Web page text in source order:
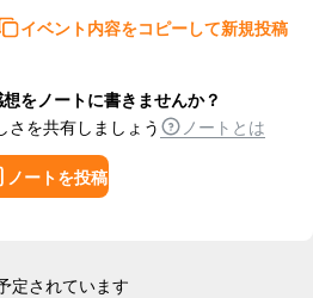
イベント内容をコピーして新規投稿
をノートに書きませんか？
さを共有しましょう
ノートとは
ノートを投稿
定されています